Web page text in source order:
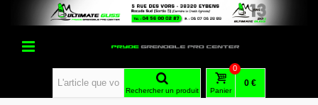
Rechercher un produit Panier
0
0 €